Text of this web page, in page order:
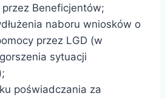
Beneficjentów;
naboru wniosków o
przez LGD (w
sytuacji
poświadczania za